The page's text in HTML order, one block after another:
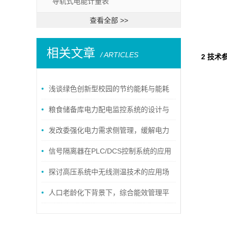
查看全部 >>
相关文章 / ARTICLES
浅谈绿色创新型校园的节约能耗与能耗
管理的应用
粮食储备库电力配电监控系统的设计与
应用发改委强化电力需求侧管理，缓解电力
系统峰值压力
信号隔离器在PLC/DCS控制系统的应用
探讨高压系统中无线测温技术的应用场
合 人口老龄化下背景下，综合能效管理平
2 技术